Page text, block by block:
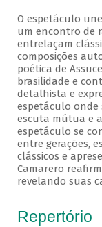
O espetáculo
um encontro de
entrelaçam
composições
poética de
brasilidade e
detalhista e
espetáculo onde
escuta mútua e
espetáculo se
entre gerações,
clássicos e
Camarero
revelando suas
Repertório